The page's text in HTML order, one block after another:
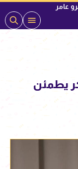
عامر
يطمئن